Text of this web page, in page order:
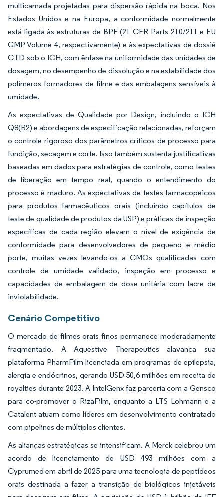
multicamada projetadas para dispersão rápida na boca. Nos
Estados Unidos e na Europa, a conformidade normalmente
está ligada às estruturas de BPF (21 CFR Parts 210/211 e EU
GMP Volume 4, respectivamente) e às expectativas de dossiê
CTD sob o ICH, com ênfase na uniformidade das unidades de
dosagem, no desempenho de dissolução e na estabilidade dos
polímeros formadores de filme e das embalagens sensíveis à
umidade.
As expectativas de Qualidade por Design, incluindo o ICH
Q8(R2) e abordagens de especificação relacionadas, reforçam
o controle rigoroso dos parâmetros críticos de processo para
fundição, secagem e corte. Isso também sustenta justificativas
baseadas em dados para estratégias de controle, como testes
de liberação em tempo real, quando o entendimento do
processo é maduro. As expectativas de testes farmacopeicos
para produtos farmacêuticos orais (incluindo capítulos de
teste de qualidade de produtos da USP) e práticas de inspeção
específicas de cada região elevam o nível de exigência de
conformidade para desenvolvedores de pequeno e médio
porte, muitas vezes levando-os a CMOs qualificadas com
controle de umidade validado, inspeção em processo e
capacidades de embalagem de dose unitária com lacre de
inviolabilidade.
Cenário Competitivo
O mercado de filmes orais finos permanece moderadamente
fragmentado. A Aquestive Therapeutics alavanca sua
plataforma PharmFilm licenciada em programas de epilepsia,
alergia e endócrinos, gerando USD 50,6 milhões em receita de
royalties durante 2023. A IntelGenx faz parceria com a Gensco
para co-promover o RizaFilm, enquanto a LTS Lohmann e a
Catalent atuam como líderes em desenvolvimento contratado
com pipelines de múltiplos clientes.
As alianças estratégicas se intensificam. A Merck celebrou um
acordo de licenciamento de USD 493 milhões com a
Cyprumed em abril de 2025 para uma tecnologia de peptídeos
orais destinada a fazer a transição de biológicos injetáveis